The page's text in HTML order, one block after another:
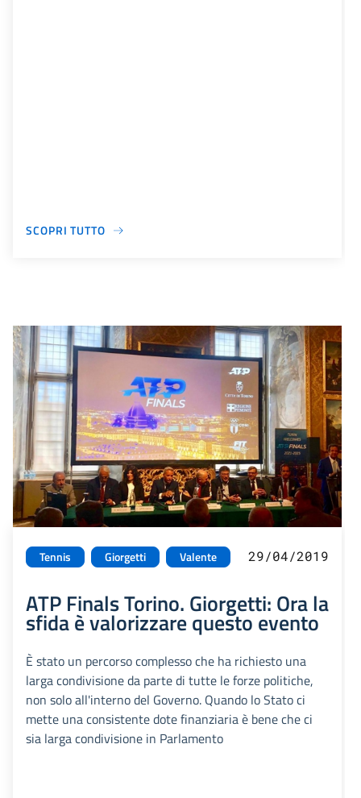
SCOPRI TUTTO
Tennis Giorgetti Valente 29/04/2019
ATP Finals Torino. Giorgetti: Ora la
sfida è valorizzare questo evento
È stato un percorso complesso che ha richiesto una
larga condivisione da parte di tutte le forze politiche,
non solo all'interno del Governo. Quando lo Stato ci
mette una consistente dote finanziaria è bene che ci
sia larga condivisione in Parlamento